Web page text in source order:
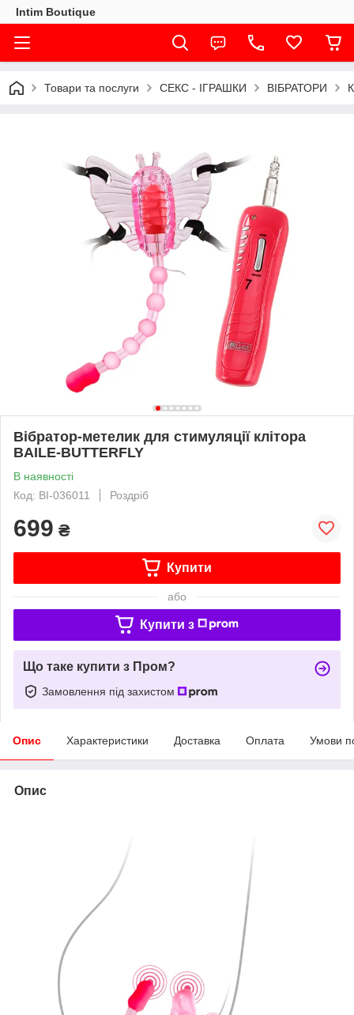
Intim Boutique
Товари та послуги СЕКС - ІГРАШКИ ВІБРАТОРИ
Вібратор-метелик для стимуляції клітора
BAILE-BUTTERFLY
В наявності
Код: BI-036011
Роздріб
699 ₴
Купити
або
Купити з
Що таке купити з Пром?
Замовлення під захистом
Опис Характеристики Доставка Оплата Умови
Опис